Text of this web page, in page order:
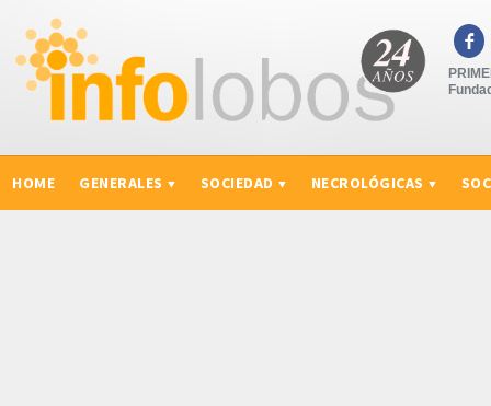

HOME GENERALES SOCIEDAD NECROLÓGICAS